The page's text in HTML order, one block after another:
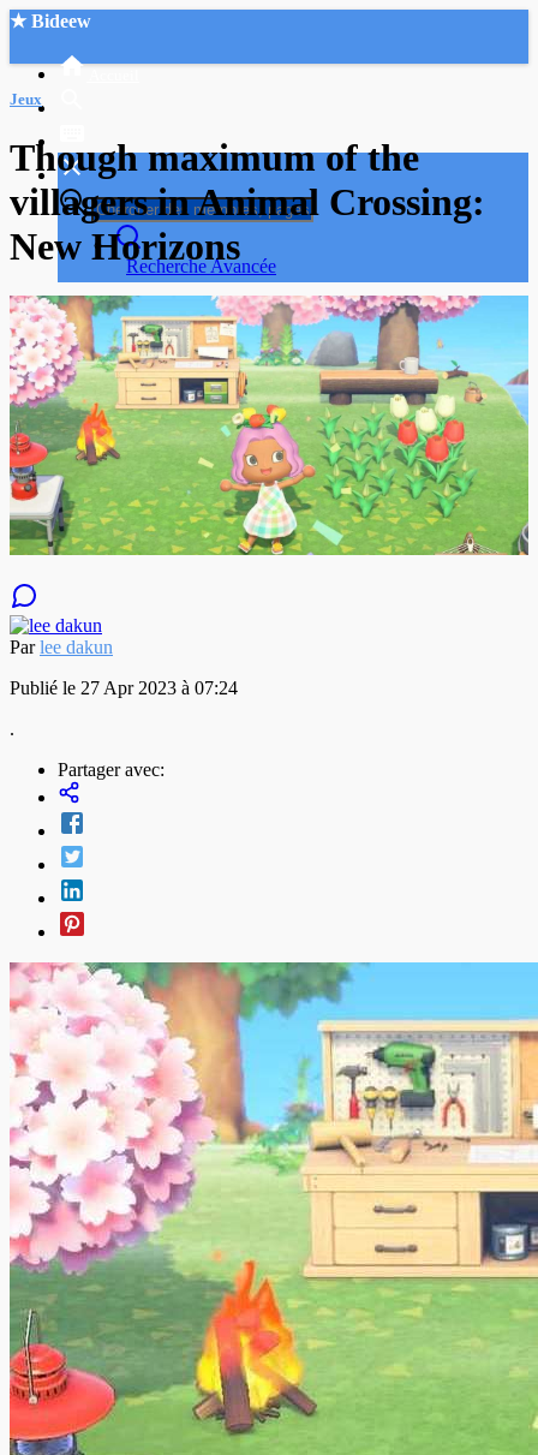
★ Bideew
Recherche Avancée
Mon compte
Connexion
Créer un compte
Mode nuit
Jeux
Though maximum of the
villagers in Animal Crossing:
New Horizons
Parlee dakun
Publié le 27 Apr 2023 à 07:24
.
Partager avec: